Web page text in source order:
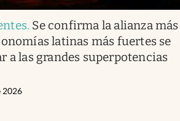
. Se confirma la alianza más
latinas más fuertes se
a las grandes superpotencias
2026